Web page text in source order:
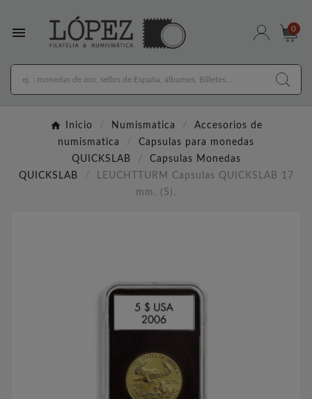
 0
Inicio Numismatica
Accesorios de
numismatica
Capsulas para monedas
QUICKSLAB
Capsulas Monedas
QUICKSLAB
LEUCHTTURM Capsulas QUICKSLAB 17
mm. (5).